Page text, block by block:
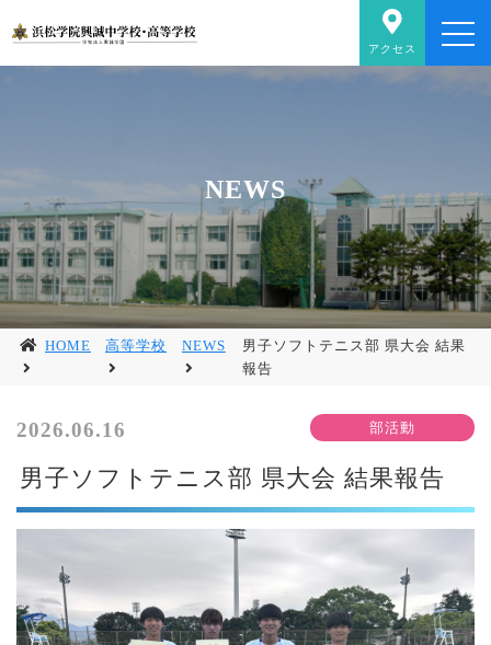
アクセス
NEWS
HOME 高等学校 NEWS
男子ソフトテニス部 県大会 結果
報告
2026.06.16
男子ソフトテニス部 県大会 結果報告